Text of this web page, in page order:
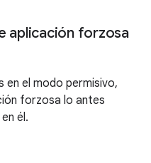
aplicación forzosa
en el modo permisivo,
forzosa lo antes
él.